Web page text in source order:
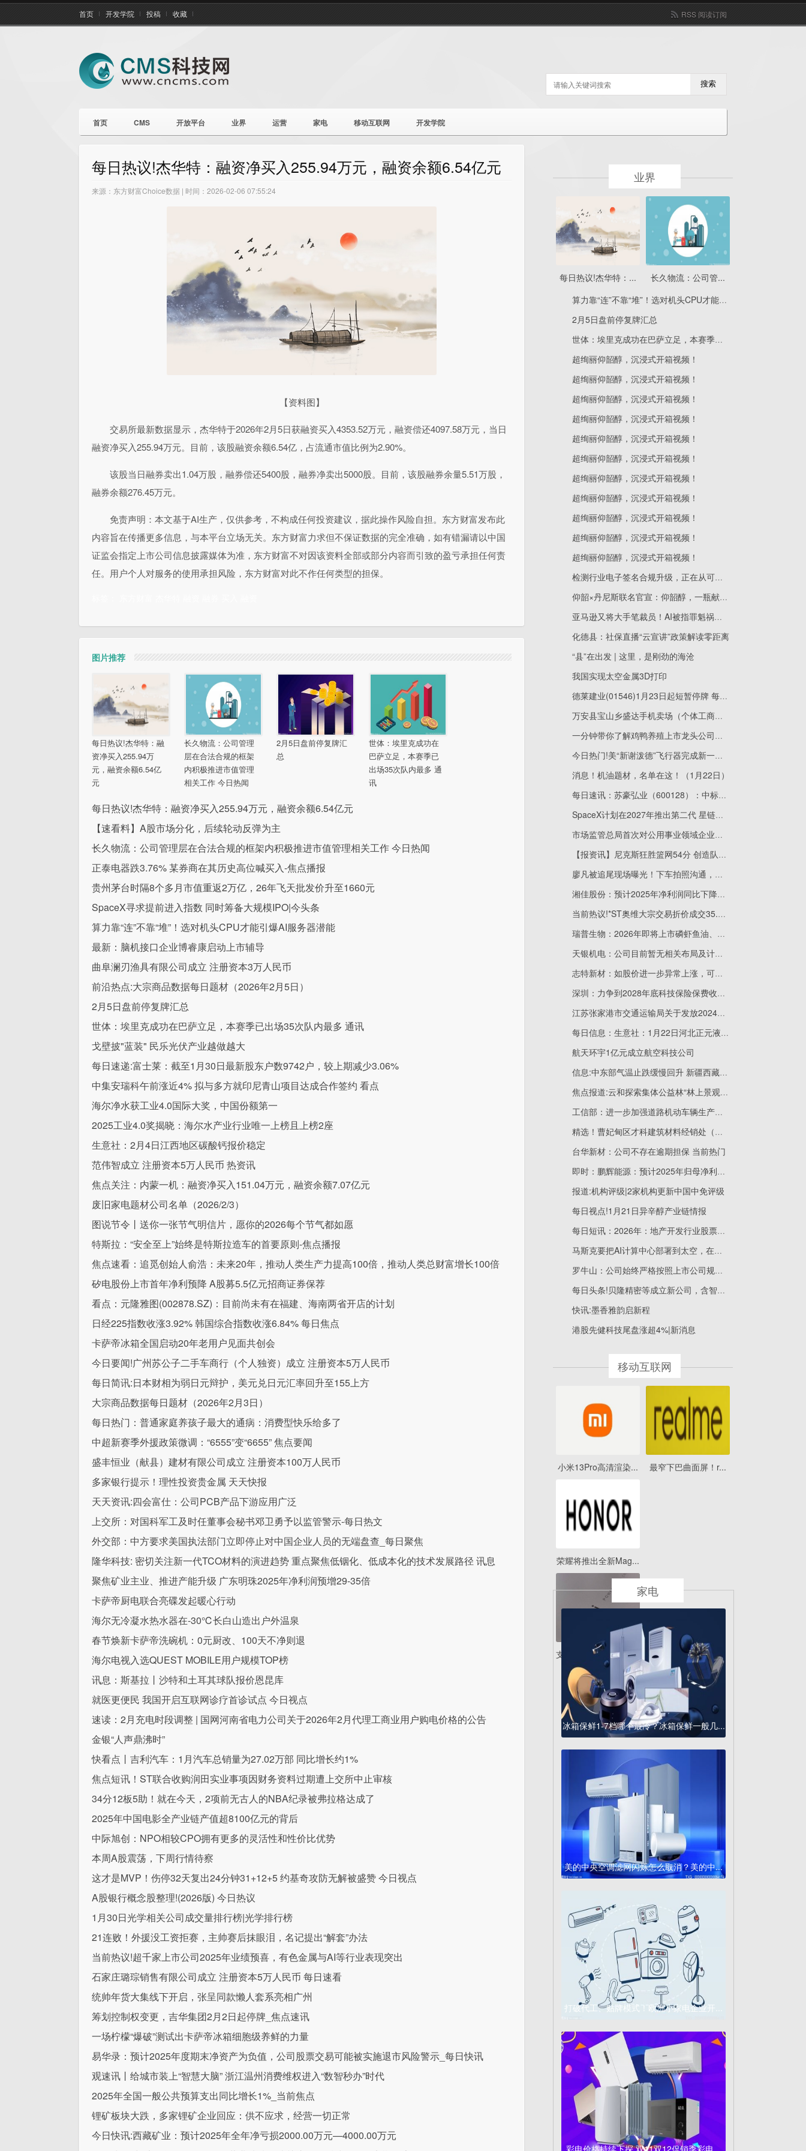
首页 开发学院 投稿 收藏 RSS 阅读订阅
搜索
首页 CMS 开放平台 业界 运营 家电 移动互联网 开发学院
每日热议!杰华特：融资净买入255.94万元，融资余额6.54亿元
来源：东方财富Choice数据 | 时间：2026-02-06 07:55:24
【资料图】
交易所最新数据显示，杰华特于2026年2月5日获融资买入4353.52万元，融资偿还4097.58万元，当日
融资净买入255.94万元。目前，该股融资余额6.54亿，占流通市值比例为2.90%。
该股当日融券卖出1.04万股，融券偿还5400股，融券净卖出5000股。目前，该股融券余量5.51万股，
融券余额276.45万元。
免责声明：本文基于AI生产，仅供参考，不构成任何投资建议，据此操作风险自担。东方财富发布此
内容旨在传播更多信息，与本平台立场无关。东方财富力求但不保证数据的完全准确，如有错漏请以中国
证监会指定上市公司信息披露媒体为准，东方财富不对因该资料全部或部分内容而引致的盈亏承担任何责
任。用户个人对服务的使用承担风险，东方财富对此不作任何类型的担保。
图片推荐
每日热议!杰华特：融
资净买入255.94万
元，融资余额6.54亿
元
长久物流：公司管理
层在合法合规的框架
内积极推进市值管理
相关工作 今日热闻
2月5日盘前停复牌汇
总
世体：埃里克成功在
巴萨立足，本赛季已
出场35次队内最多 通
讯
每日热议!杰华特：融资净买入255.94万元，融资余额6.54亿元
【速看料】A股市场分化，后续轮动反弹为主
长久物流：公司管理层在合法合规的框架内积极推进市值管理相关工作 今日热闻
正泰电器跌3.76% 某券商在其历史高位喊买入-焦点播报
贵州茅台时隔8个多月市值重返2万亿，26年飞天批发价升至1660元
SpaceX寻求提前进入指数 同时筹备大规模IPO|今头条
算力靠“连”不靠“堆”！选对机头CPU才能引爆AI服务器潜能
最新：脑机接口企业博睿康启动上市辅导
曲阜澜刃渔具有限公司成立 注册资本3万人民币
前沿热点:大宗商品数据每日题材（2026年2月5日）​
2月5日盘前停复牌汇总
世体：埃里克成功在巴萨立足，本赛季已出场35次队内最多 通讯
戈壁披"蓝装" 民乐光伏产业越做越大
每日速递:富士莱：截至1月30日最新股东户数9742户，较上期减少3.06%
中集安瑞科午前涨近4% 拟与多方就印尼青山项目达成合作签约 看点
海尔净水获工业4.0国际大奖，中国份额第一
2025工业4.0奖揭晓：海尔水产业行业唯一上榜且上榜2座
生意社：2月4日江西地区碳酸钙报价稳定
范伟智成立 注册资本5万人民币 热资讯
焦点关注：内蒙一机：融资净买入151.04万元，融资余额7.07亿元
废旧家电题材公司名单（2026/2/3）
图说节令丨送你一张节气明信片，愿你的2026每个节气都如愿
特斯拉：“安全至上”始终是特斯拉造车的首要原则-焦点播报
焦点速看：追觅创始人俞浩：未来20年，推动人类生产力提高100倍，推动人类总财富增长100倍
矽电股份上市首年净利预降 A股募5.5亿元招商证券保荐
看点：元隆雅图(002878.SZ)：目前尚未有在福建、海南两省开店的计划
日经225指数收涨3.92% 韩国综合指数收涨6.84% 每日焦点
卡萨帝冰箱全国启动20年老用户见面共创会
今日要闻!广州苏公子二手车商行（个人独资）成立 注册资本5万人民币
每日简讯:日本财相为弱日元辩护，美元兑日元汇率回升至155上方
大宗商品数据每日题材（2026年2月3日）​
每日热门：普通家庭养孩子最大的通病：消费型快乐给多了
中超新赛季外援政策微调：“6555”变“6655” 焦点要闻
盛丰恒业（献县）建材有限公司成立 注册资本100万人民币
多家银行提示！理性投资贵金属 天天快报
天天资讯:四会富仕：公司PCB产品下游应用广泛
上交所：对国科军工及时任董事会秘书邓卫勇予以监管警示-每日热文
外交部：中方要求美国执法部门立即停止对中国企业人员的无端盘查_每日聚焦
隆华科技: 密切关注新一代TCO材料的演进趋势 重点聚焦低铟化、低成本化的技术发展路径 讯息
聚焦矿业主业、推进产能升级 广东明珠2025年净利润预增29-35倍
卡萨帝厨电联合亮碟发起暖心行动
海尔无冷凝水热水器在-30℃长白山造出户外温泉
春节焕新卡萨帝洗碗机：0元厨改、100天不净则退
海尔电视入选QUEST MOBILE用户规模TOP榜
讯息：斯基拉丨沙特和土耳其球队报价恩昆库
就医更便民 我国开启互联网诊疗首诊试点 今日视点
速读：2月充电时段调整 | 国网河南省电力公司关于2026年2月代理工商业用户购电价格的公告
金银“人声鼎沸时”
快看点丨吉利汽车：1月汽车总销量为27.02万部 同比增长约1%
焦点短讯！ST联合收购润田实业事项因财务资料过期遭上交所中止审核
34分12板5助！就在今天，2项前无古人的NBA纪录被弗拉格达成了
2025年中国电影全产业链产值超8100亿元的背后
中际旭创：NPO相较CPO拥有更多的灵活性和性价比优势
本周A股震荡，下周行情待察
这才是MVP！伤停32天复出24分钟31+12+5 约基奇攻防无解被盛赞 今日视点
A股银行概念股整理!(2026版) 今日热议
1月30日光学相关公司成交量排行榜|光学排行榜
21连败！外援没工资拒赛，主帅赛后抹眼泪，名记提出“解套”办法
当前热议!超千家上市公司2025年业绩预喜，有色金属与AI等行业表现突出
石家庄璐琮销售有限公司成立 注册资本5万人民币 每日速看
统帅年货大集线下开启，张呈同款懒人套系亮相广州
筹划控制权变更，吉华集团2月2日起停牌_焦点速讯
一场柠檬“爆破”测试出卡萨帝冰箱细胞级养鲜的力量
易华录：预计2025年度期末净资产为负值，公司股票交易可能被实施退市风险警示_每日快讯
观速讯丨给城市装上“智慧大脑” 浙江温州消费维权进入“数智秒办”时代
2025年全国一般公共预算支出同比增长1%_当前焦点
锂矿板块大跌，多家锂矿企业回应：供不应求，经营一切正常
今日快讯:西藏矿业：预计2025年全年净亏损2000.00万元—4000.00万元
业界
每日热议!杰华特：... 长久物流：公司管...
算力靠“连”不靠“堆”！选对机头CPU才能引爆AI服务器潜能
2月5日盘前停复牌汇总
世体：埃里克成功在巴萨立足，本赛季已出场35次队内最多 通讯
超绚丽仰韶醇，沉浸式开箱视频！
超绚丽仰韶醇，沉浸式开箱视频！
超绚丽仰韶醇，沉浸式开箱视频！
超绚丽仰韶醇，沉浸式开箱视频！
超绚丽仰韶醇，沉浸式开箱视频！
超绚丽仰韶醇，沉浸式开箱视频！
超绚丽仰韶醇，沉浸式开箱视频！
超绚丽仰韶醇，沉浸式开箱视频！
超绚丽仰韶醇，沉浸式开箱视频！
超绚丽仰韶醇，沉浸式开箱视频！
超绚丽仰韶醇，沉浸式开箱视频！
检测行业电子签名合规升级，正在从可选项变成生存线
仰韶×丹尼斯联名官宣：仰韶醇，一瓶献给中原的好酒，正式上市
亚马逊又将大手笔裁员！AI被指罪魁祸首 高薪行政人员首当其冲 当前聚焦
化德县：社保直播“云宣讲”政策解读零距离
“县”在出发 | 这里，是刚劲的海沧
我国实现太空金属3D打印
德莱建业(01546)1月23日起短暂停牌 每日精选
万安县宝山乡盛达手机卖场（个体工商户）成立 注册资本10万人民币_观热点
一分钟带你了解鸡鸭养殖上市龙头公司是哪些股票？（2026/1/22）|头条
今日热门!美“新谢泼德”飞行器完成新一期载人太空飞行
消息！机油题材，名单在这！（1月22日）
每日速讯：苏豪弘业（600128）：中标河南省胸科医院采购项目，中标金额为2192.00万元
SpaceX计划在2027年推出第二代 星链系统_每日热闻
市场监管总局首次对公用事业领域企业并购亮出红牌 播资讯
【报资讯】尼克斯狂胜篮网54分 创造队史单场最大净胜分差纪录
廖凡被追尾现场曝光！下车拍照沟通，自驾途中遇意外状况_当前聚焦
湘佳股份：预计2025年净利润同比下降58.20%至67.38%
当前热议!*ST奥维大宗交易折价成交35.13万股
瑞普生物：2026年即将上市磷虾鱼油、益生菌等产品
天银机电：公司目前暂无相关布局及计划-焦点
志特新材：如股价进一步异常上涨，可能再次申请停牌核查
深圳：力争到2028年底科技保险保费收入年均增速超10%
江苏张家港市交通运输局关于发放2024年第四季度更新的2辆新能源巡游出租车运营补贴的公示_聚焦
每日信息：生意社：1月22日河北正元液氨报价下调
航天环宇1亿元成立航空科技公司
信息:中东部气温止跌缓慢回升 新疆西藏警惕强降雪
焦点报道:云和探索集体公益林“林上景观权”流转新路 林上景观打上价格标签
工信部：进一步加强道路机动车辆生产企业和产品准入管理
精选！曹妃甸区才科建筑材料经销处（个体工商户）成立 注册资本5万人民币
台华新材：公司不存在逾期担保 当前热门
即时：鹏辉能源：预计2025年归母净利润1.7亿元–2.3亿元，同比扭亏
报道:机构评级|2家机构更新中国中免评级
每日视点!1月21日异辛醇产业链情报
每日短讯：2026年：地产开发行业股票龙头（有三家）
马斯克要把AI计算中心部署到太空，在四五年内，在太空运行大规模AI将比地面更划算
罗牛山：公司始终严格按照上市公司规范进行运营管理，确保与各关联方在人员、资产、业务等方面保持清晰独立
每日头条!贝隆精密等成立新公司，含智能机器人业务
快讯:墨香雅韵启新程
港股先健科技尾盘涨超4%|新消息
移动互联网
小米13Pro高清渲染... 最窄下巴曲面屏！r...
荣耀将推出全新Mag...
支持67W快充!Redmi...
家电
冰箱保鲜1-7档哪个最冷？冰箱保鲜一般几...
美的中央空调滤网闪烁怎么取消？美的中...
打破代工、贴牌模式！欧洲小家电企业开...
彩电价格持续下探 双11双12促销季彩电...